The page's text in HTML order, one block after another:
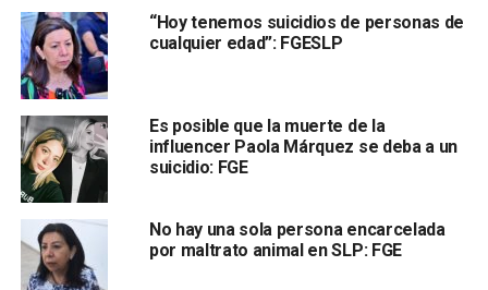
podrían configurar delitos que se persiguen de oficio
por lo que la investigación continuará aun cuando la víctima
no presente una denuncia formal.
“Al tratarse de hechos que podrían constituir un delito que
se persigue de oficio, la intervención de la autoridad
ministerial se dio de manera inmediata”, señaló la
funcionaria.
García Cázares detalló que el caso se conoció a
través de material difundido en redes sociales,
“Hoy tenemos suicidios de personas de
cualquier edad”: FGESLP
Es posible que la muerte de la
influencer Paola Márquez se deba a un
suicidio: FGE
No hay una sola persona encarcelada
por maltrato animal en SLP: FGE